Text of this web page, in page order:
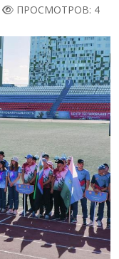
ПРОСМОТРОВ: 4